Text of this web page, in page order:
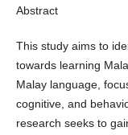
Abstract
This study aims to
towards learning
Malay language,
cognitive, and
research seeks to